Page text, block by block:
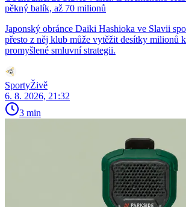
pěkný balík, až 70 milionů
Japonský obránce Daiki Hashioka ve Slavii
přesto z něj klub může vytěžit desítky milionů
promyšlené smluvní strategii.
SportyŽivě
6. 8. 2026, 21:32
3 min